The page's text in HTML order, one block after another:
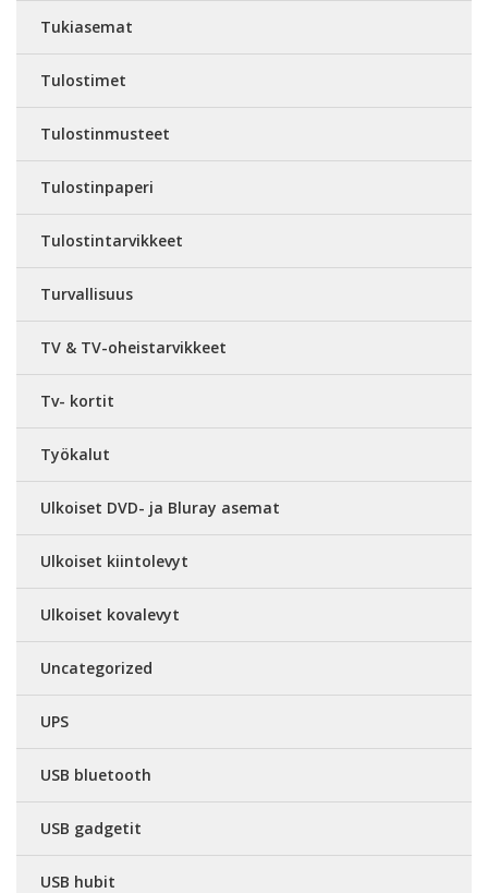
Tukiasemat
Tulostimet
Tulostinmusteet
Tulostinpaperi
Tulostintarvikkeet
Turvallisuus
TV & TV-oheistarvikkeet
Tv- kortit
Työkalut
Ulkoiset DVD- ja Bluray asemat
Ulkoiset kiintolevyt
Ulkoiset kovalevyt
Uncategorized
UPS
USB bluetooth
USB gadgetit
USB hubit